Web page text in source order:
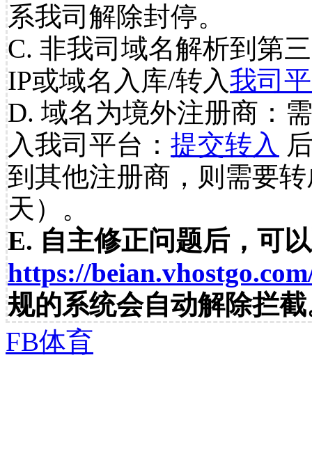
系我司解除封停。
C. 非我司域名解析到第
IP或域名入库/转入我司
D. 域名为境外注册商：
入我司平台： 提交转入
到其他注册商，则需要
天）。
E. 自主修正问题后，可
https://
规的系统会自动解除拦
FB体育